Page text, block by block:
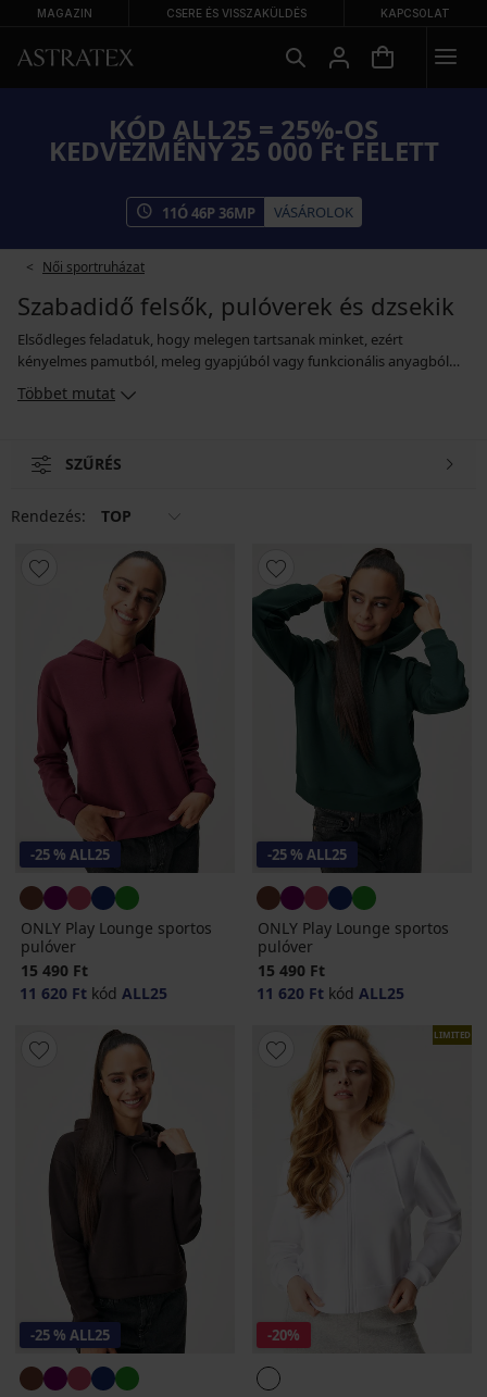
MAGAZIN CSERE ÉS VISSZAKÜLDÉS KAPCSOLAT
KÓD ALL25 = 25%-OS
KEDVEZMÉNY 25 000 Ft FELETT
11Ó46P36MP VÁSÁROLOK
Női sportruházat
Szabadidő felsők, pulóverek és dzsekik
Elsődleges feladatuk, hogy melegen tartsanak minket, ezért
kényelmes pamutból, meleg gyapjúból vagy funkcionális anyagból
készülnek. Különleges tulajdonságainak köszönhetően megbízhatóan
elvezeti a nedvességet a testtől, de kellő gondossággal kell kezelni.
valamint a sportos kapucnis pulóverek és kabátok. Még akkor is, ha a
Többet mutat
SZŰRÉS
Rendezés: TOP
-25 % ALL25
ONLY Play Lounge sportos
pulóver
15 490 Ft
11 620 Ft kód ALL25
-25 % ALL25
ONLY Play Lounge sportos
pulóver
15 490 Ft
11 620 Ft kód ALL25
-25 % ALL25
LIMITED
-20%